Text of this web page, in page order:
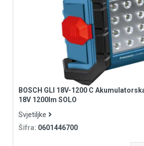
BOSCH GLI 18V-1200 C
18V 1200lm SOLO
Svjetiljke
Šifra: 0601446700